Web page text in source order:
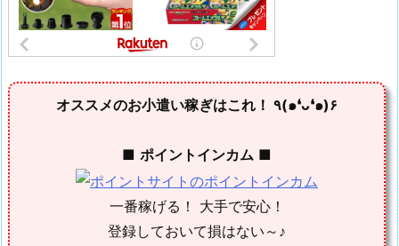
オススメのお小遣い稼ぎはこれ！ ٩(๑❛ᴗ❛๑)۶
■ ポイントインカム ■
一番稼げる！ 大手で安心！
登録しておいて損はない～♪